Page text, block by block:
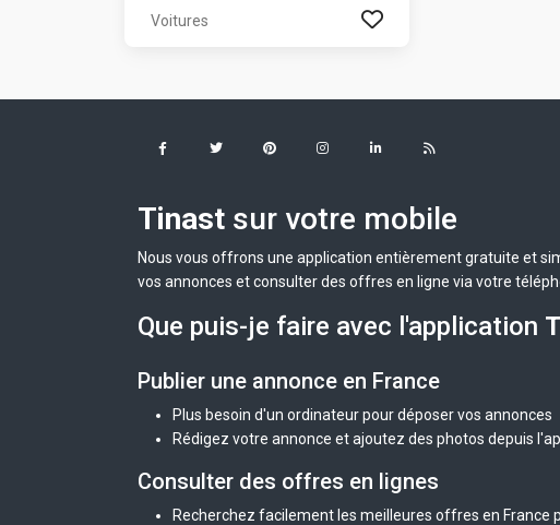
Voitures
Tinast sur votre mobile
Nous vous offrons une application entièrement gratuite et
vos annonces et consulter des offres en ligne via votre
Que puis-je faire avec l'application
Publier une annonce en France
Plus besoin d'un ordinateur pour déposer vos annonces
Rédigez votre annonce et ajoutez des photos depuis
Consulter des offres en lignes
Recherchez facilement les meilleures offres en France